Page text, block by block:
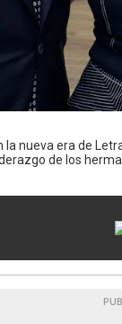
nueva era de
de los